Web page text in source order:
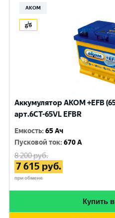
АКОМ
Аккумулятор AKOM +EFB
арт.6CT-65VL EFBR
Емкость:65 Ач
Пусковой ток:670 A
8 200руб.
7 615 руб.
при обмене
Купить